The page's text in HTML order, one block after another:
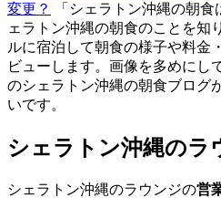
変更？
「シェラトン沖縄の朝
ェラトン沖縄の朝食のことを知
ルに宿泊して朝食の様子や料金
ビューします。画像を多めにし
のシェラトン沖縄の朝食ブログ
いです。
シェラトン沖縄のラ
シェラトン沖縄のラウンジの営